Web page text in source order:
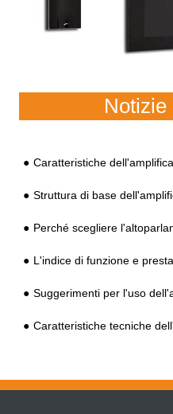
Notizie
Caratteristiche
Struttura di base
Perché scegliere
L'indice di funzione e prestazioni
Suggerimenti per l'uso
Caratteristiche tecniche